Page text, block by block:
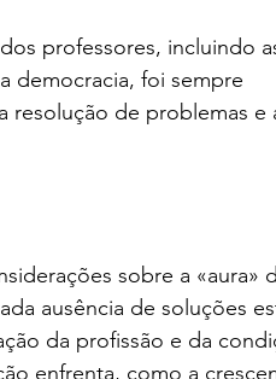
professores, incluindo
democracia, foi sempre
de problemas e
sobre a «aura»
ausência de soluções
da profissão e da
enfrenta, como a